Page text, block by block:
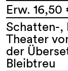
Erw.
Schatten-,
Theater
der
Bleibtreu